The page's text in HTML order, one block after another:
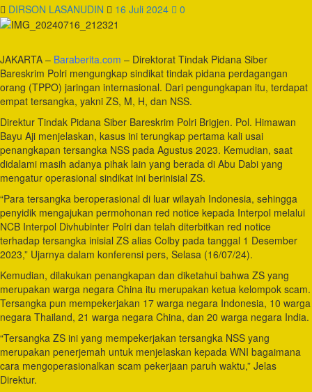
DIRSON LASANUDIN 16 Juli 2024 0
JAKARTA – Baraberita.com – Direktorat Tindak Pidana Siber
Bareskrim Polri mengungkap sindikat tindak pidana perdagangan
orang (TPPO) jaringan internasional. Dari pengungkapan itu, terdapat
empat tersangka, yakni ZS, M, H, dan NSS.
Direktur Tindak Pidana Siber Bareskrim Polri Brigjen. Pol. Himawan
Bayu Aji menjelaskan, kasus ini terungkap pertama kali usai
penangkapan tersangka NSS pada Agustus 2023. Kemudian, saat
didalami masih adanya pihak lain yang berada di Abu Dabi yang
mengatur operasional sindikat ini berinisial ZS.
“Para tersangka beroperasional di luar wilayah Indonesia, sehingga
penyidik mengajukan permohonan red notice kepada Interpol melalui
NCB Interpol Divhubinter Polri dan telah diterbitkan red notice
terhadap tersangka inisial ZS alias Colby pada tanggal 1 Desember
2023,” Ujarnya dalam konferensi pers, Selasa (16/07/24).
Kemudian, dilakukan penangkapan dan diketahui bahwa ZS yang
merupakan warga negara China itu merupakan ketua kelompok scam.
Tersangka pun mempekerjakan 17 warga negara Indonesia, 10 warga
negara Thailand, 21 warga negara China, dan 20 warga negara India.
“Tersangka ZS ini yang mempekerjakan tersangka NSS yang
merupakan penerjemah untuk menjelaskan kepada WNI bagaimana
cara mengoperasionalkan scam pekerjaan paruh waktu,” Jelas
Direktur.